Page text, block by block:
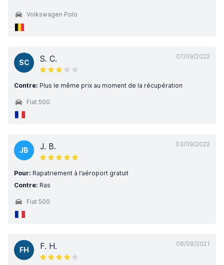
Volkswagen Polo
07/09/2022
SC S. C.
Contre: Plus le même prix au moment de la récupération
Fiat 500
03/09/2022
JB J. B.
Pour: Rapatriement à l’aéroport gratuit
Contre: Ras
Fiat 500
08/08/2021
FH F. H.